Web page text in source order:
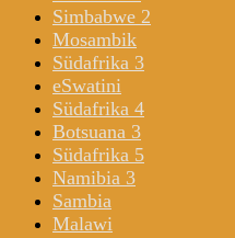
Simbabwe 2
Mosambik
Südafrika 3
eSwatini
Südafrika 4
Botsuana 3
Südafrika 5
Namibia 3
Sambia
Malawi